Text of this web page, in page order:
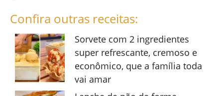
Confira outras receitas:
Sorvete com 2 ingredientes
super refrescante, cremoso e
econômico, que a família toda
vai amar